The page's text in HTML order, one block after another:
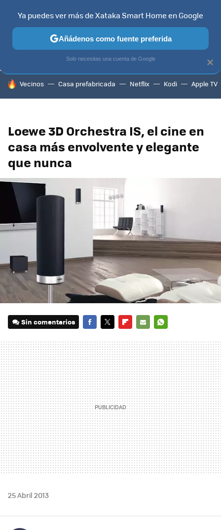
TELEVISORES CONTENIDOS SMART TV SELECCIÓN
HOY SE HABLA DE
Vecinos Casa prefabricada Netflix Kodi Apple TV
Loewe 3D Orchestra IS, el cine en
casa más envolvente y elegante
que nunca
Sin comentarios
MAIL
25 Abril 2013
×
Ya puedes ver más de Xataka Smart Home en Google
Añádenos como fuente preferida
Solo necesitas una cuenta de Google